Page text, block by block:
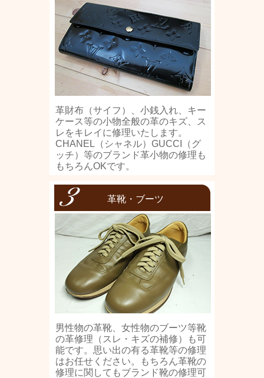
革財布（サイフ）、小銭入れ、キー
ケース等の小物全般の革のキズ、ス
レをキレイに修理いたします。
CHANEL（シャネル）GUCCI（グ
ッチ）等のブランド革小物の修理も
もちろんOKです。
革靴・ブーツ
男性物の革靴、女性物のブーツ等靴
の革修理（スレ・キズの補修）も可
能です。思い出の有る革靴等の修理
はお任せください。もちろん革靴の
修理に関してもブランド靴の修理可